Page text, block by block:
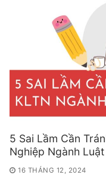
5 Sai Lầm Cần
Nghiệp Ngành Luật
16 THÁNG 12, 2024